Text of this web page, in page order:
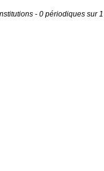
- 0 périodiques sur